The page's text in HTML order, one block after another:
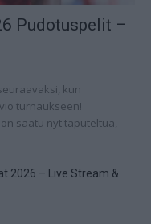
Pudotuspelit –
kun
turnaukseen!
saatu nyt taputeltua,
2026 – Live Stream &